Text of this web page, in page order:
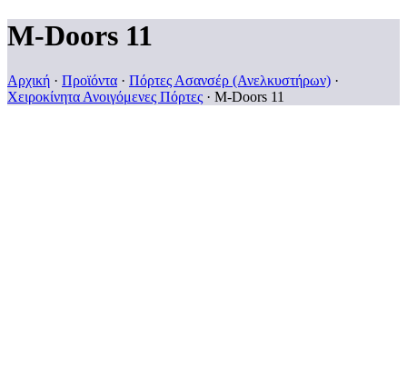
M-Doors 11
Αρχική · Προϊόντα · Πόρτες Ασανσέρ (Ανελκυστήρων) ·
Χειροκίνητα Ανοιγόμενες Πόρτες · M-Doors 11